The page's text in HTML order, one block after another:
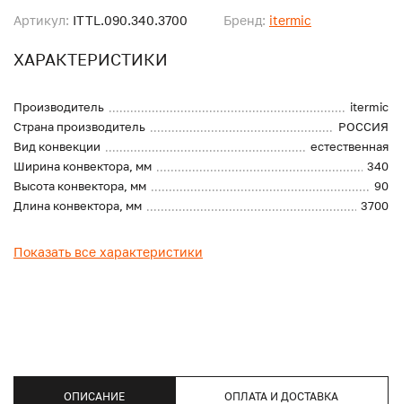
Артикул: ITTL.090.340.3700 Бренд: itermic
ХАРАКТЕРИСТИКИ
Производитель
itermic
Страна производитель
РОССИЯ
Вид конвекции
естественная
Ширина конвектора, мм
340
Высота конвектора, мм
90
Длина конвектора, мм
3700
Показать все характеристики
ОПИСАНИЕ ОПЛАТА И ДОСТАВКА